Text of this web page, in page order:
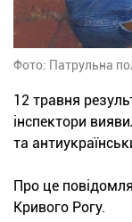
Фото: Патрульна
12 травня
інспектори
та
Про це
Кривого Рогу.